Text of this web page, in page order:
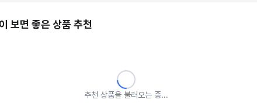
보면 좋은 상품 추천
추천 상품을 불러오는 중...